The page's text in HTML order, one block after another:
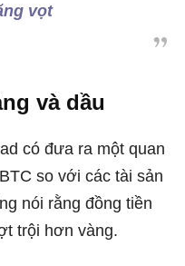
vọt
và dầu
có đưa ra một quan
so với các tài sản
nói rằng đồng tiền
trội hơn vàng.